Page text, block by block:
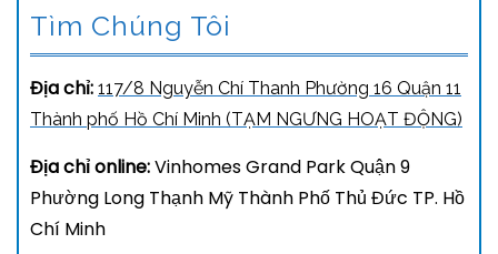
Tìm Chúng Tôi
Địa chỉ: 117/8 Nguyễn Chí Thanh Phường 16 Quận 11
Thành phố Hồ Chí Minh (TẠM NGƯNG HOẠT ĐỘNG)
Địa chỉ online:Vinhomes Grand Park Quận 9
Phường Long Thạnh Mỹ Thành Phố Thủ Đức TP. Hồ
Chí Minh